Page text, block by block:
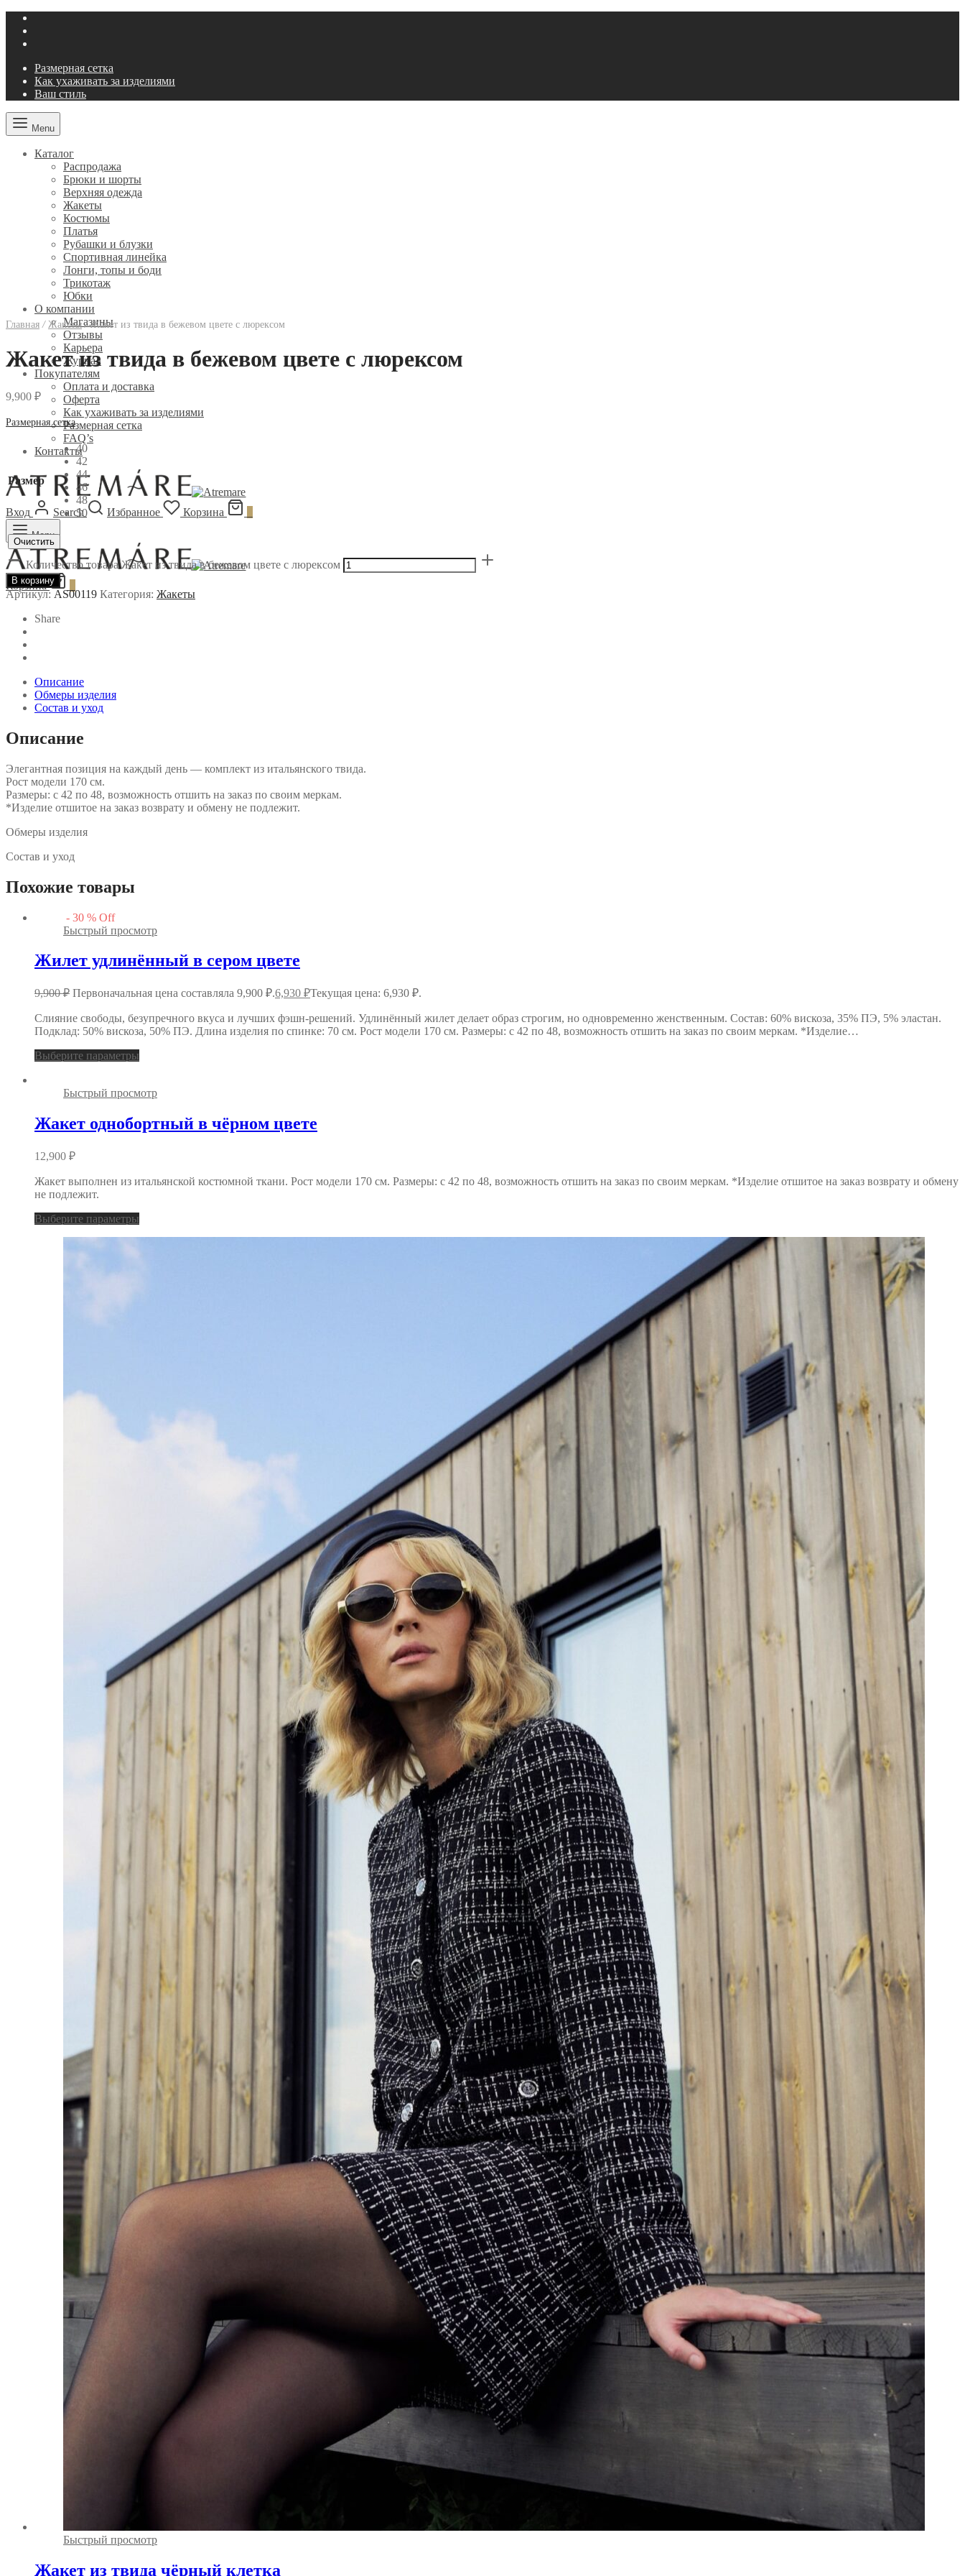
Размерная сетка
Как ухаживать за изделиями
Ваш стиль
Menu
Каталог
Распродажа
Брюки и шорты
Верхняя одежда
Жакеты
Костюмы
Платья
Рубашки и блузки
Спортивная линейка
Лонги, топы и боди
Трикотаж
Юбки
О компании
Магазины
Отзывы
Карьера
Журнал
Покупателям
Оплата и доставка
Оферта
Как ухаживать за изделиями
Размерная сетка
FAQ’s
Контакты
Вход Search Избранное Корзина
Menu
Корзина
Главная / Жакеты /Жакет из твида в бежевом цвете с люрексом
Жакет из твида в бежевом цвете с люрексом
9,900 ₽
Размерная сетка
Размер
40
42
44
46
48
50
Очистить
Количество товара Жакет из твида в бежевом цвете с люрексом
В корзину
Артикул: AS00119 Категория: Жакеты
Share
Описание
Обмеры изделия
Состав и уход
Описание
Элегантная позиция на каждый день — комплект из итальянского твида.
Рост модели 170 см.
Размеры: с 42 по 48, возможность отшить на заказ по своим меркам.
*Изделие отшитое на заказ возврату и обмену не подлежит.
Обмеры изделия
Состав и уход
Похожие товары
- 30 % Off
Быстрый просмотр
Жилет удлинённый в сером цвете
9,900₽ Первоначальная цена составляла 9,900 ₽.6,930 ₽Текущая цена: 6,930 ₽.
Слияние свободы, безупречного вкуса и лучших фэшн-решений. Удлинённый жилет делает образ строгим, но одновременно женственным. Состав: 60% вискоза, 35% ПЭ, 5% эластан.
Подклад: 50% вискоза, 50% ПЭ. Длина изделия по спинке: 70 см. Рост модели 170 см. Размеры: с 42 по 48, возможность отшить на заказ по своим меркам. *Изделие…
Выберите параметры
Быстрый просмотр
Жакет однобортный в чёрном цвете
12,900 ₽
Жакет выполнен из итальянской костюмной ткани. Рост модели 170 см. Размеры: с 42 по 48, возможность отшить на заказ по своим меркам. *Изделие отшитое на заказ возврату и обмену
не подлежит.
Выберите параметры
Быстрый просмотр
Жакет из твида чёрный клетка